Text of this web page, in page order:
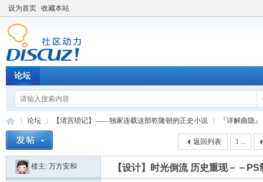
设为首页 收藏本站
论坛
»
论坛
›
【清宫琐记】——独家连载这部乾隆朝的正史小说
›
『详解曲隐』
1 ...
返回列表
楼主: 万方安和 【设计】时光倒流 历史重现－－